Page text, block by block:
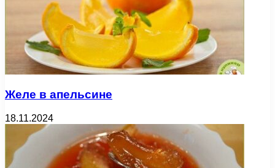
Желе в апельсине
18.11.2024